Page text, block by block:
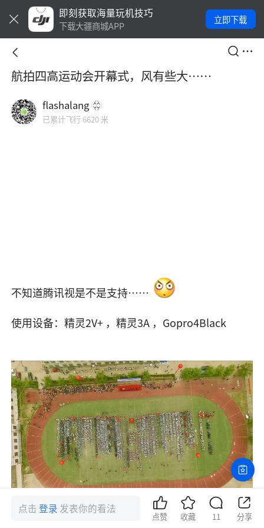
即刻获取海量玩机技巧
下载大疆商城APP
立即下载
航拍四高运动会开幕式，风有些大……
flashalang
已累计飞行 6620 米
不知道腾讯视是不是支持……
使用设备：精灵2V+ ，精灵3A ，Gopro4Black
点击登录 发表你的看法
点赞 收藏 11 分享